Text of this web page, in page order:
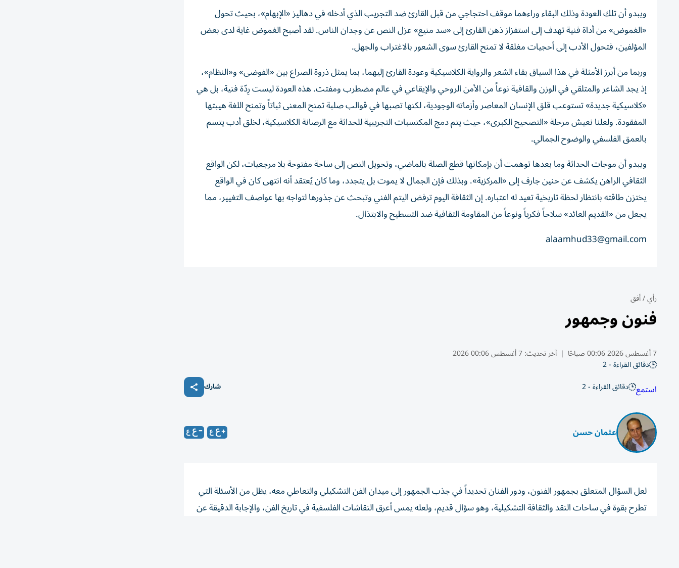
ويبدو أن تلك العودة وذلك البقاء وراءهما موقف احتجاجي من قبل القارئ ضد التجريب الذي أدخله في دهاليز «الإبهام»، بحيث تحول
«الغموض» من أداة فنية تهدف إلى استفزاز ذهن القارئ إلى «سد منيع» عزل النص عن وجدان الناس. لقد أصبح الغموض غاية لدى بعض
المؤلفين، فتحول الأدب إلى أحجيات مغلقة لا تمنح القارئ سوى الشعور بالاغتراب والجهل.
وربما من أبرز الأمثلة في هذا السياق بقاء الشعر والرواية الكلاسيكية وعودة القارئ إليهما، بما يمثل ذروة الصراع بين «الفوضى» و«النظام»،
إذ يجد الشاعر والمتلقي في الوزن والقافية نوعاً من الأمن الروحي والإيقاعي في عالم مضطرب ومفتت. هذه العودة ليست رِدّة فنية، بل هي
«كلاسيكية جديدة» تستوعب قلق الإنسان المعاصر وأزماته الوجودية، لكنها تصبها في قوالب صلبة تمنح المعنى ثباتاً وتمنح اللغة هيبتها
المفقودة. ولعلنا نعيش مرحلة «التصحيح الكبرى»، حيث يتم دمج المكتسبات التجريبية للحداثة مع الرصانة الكلاسيكية، لخلق أدب يتسم
بالعمق الفلسفي والوضوح الجمالي.
ويبدو أن موجات الحداثة وما بعدها توهمت أن بإمكانها قطع الصلة بالماضي، وتحويل النص إلى ساحة مفتوحة بلا مرجعيات، لكن الواقع
الثقافي الراهن يكشف عن حنين جارف إلى «المركزية». وبذلك فإن الجمال لا يموت بل يتجدد، وما كان يُعتقد أنه انتهى كان في الواقع
يختزن طاقته بانتظار لحظة تاريخية تعيد له اعتباره. إن الثقافة اليوم ترفض اليتم الفني وتبحث عن جذورها لتواجه بها عواصف التغيير، مما
يجعل من «القديم العائد» سلاحاً فكرياً ونوعاً من المقاومة الثقافية ضد التسطيح والابتذال.
alaamhud33@gmail.com
رأي/أفق
فنون وجمهور
7 أغسطس 2026 00:06 صباحًا | آخر تحديث:7 أغسطس 00:06 2026
دقائق القراءة - 2
استمع دقائق القراءة - 2 شارك
عثمان حسن
لعل السؤال المتعلق بجمهور الفنون، ودور الفنان تحديداً في جذب الجمهور إلى ميدان الفن التشكيلي والتعاطي معه، يظل من الأسئلة التي
تطرح بقوة في ساحات النقد والثقافة التشكيلية، وهو سؤال قديم، ولعله يمس أعرق النقاشات الفلسفية في تاريخ الفن، والإجابة الدقيقة عن
هذا السؤال هي: (لا)، بمعنى أنه ليس على الفنان «جذب» الجمهور بالمعنى التجاري أو الاستعراضي، بل عليه «إشراكهم» أو «استفزاز